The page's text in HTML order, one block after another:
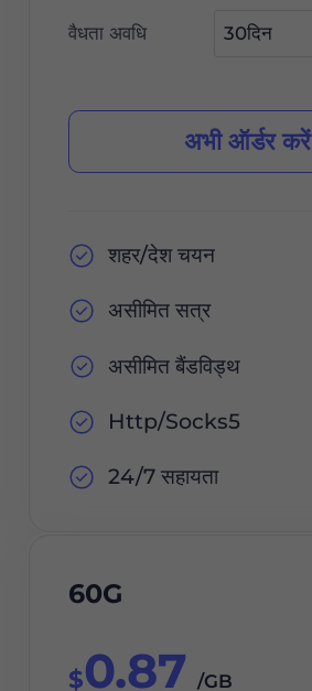
वैधता अवधि
अभी ऑर्डर करें
शहर/देश चयन
असीमित सत्र
असीमित बैंडविड्थ
Http/Socks5
24/7 सहायता
60G
$0.87 /GB